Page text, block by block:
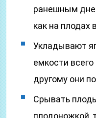
ранешным
как на плодах
Укладывают
емкости всего
другому они
Срывать
плодоножкой,